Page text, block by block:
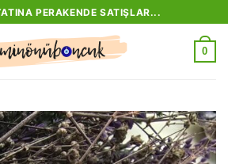
PERAKENDE SATIŞLAR...
0